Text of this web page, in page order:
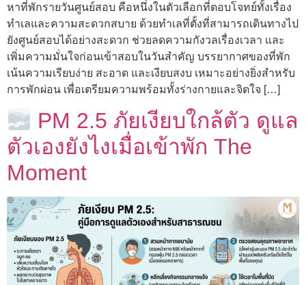
หาที่พักรายวันศูนย์สอบ คือหนึ่งในตัวเลือกที่ตอบโจทย์ทั้งเรื่อง
ทำเลและความสะดวกสบาย ด้วยทำเลที่ตั้งที่สามารถเดินทางไป
ยังศูนย์สอบได้อย่างสะดวก ช่วยลดความกังวลเรื่องเวลา และ
เพิ่มความมั่นใจก่อนเข้าสอบในวันสำคัญ บรรยากาศของที่พัก
เน้นความเรียบง่าย สะอาด และเงียบสงบ เหมาะอย่างยิ่งสำหรับ
การพักผ่อน เพื่อเตรียมความพร้อมทั้งร่างกายและจิตใจ […]
PM 2.5 ภัยเงียบใกล้ตัว ดูแล
ตัวเองยังไงเมื่อเข้าพัก The
Moment